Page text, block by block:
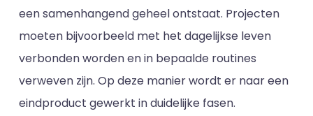
een samenhangend geheel ontstaat. Projecten
moeten bijvoorbeeld met het dagelijkse leven
verbonden worden en in bepaalde routines
verweven zijn. Op deze manier wordt er naar een
eindproduct gewerkt in duidelijke fasen.